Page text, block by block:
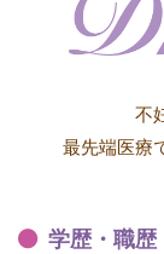
不
最先端医療
学歴・職歴